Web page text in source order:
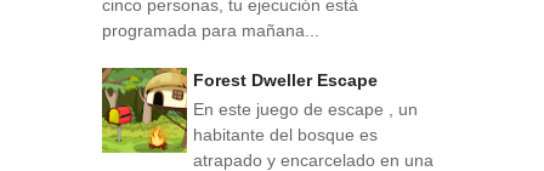
cinco personas, tu ejecución está
programada para mañana...
Forest Dweller Escape
En este juego de escape , un
habitante del bosque es
atrapado y encarcelado en una